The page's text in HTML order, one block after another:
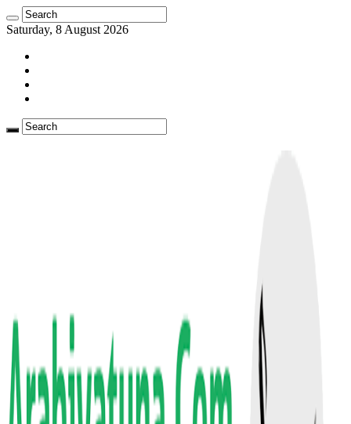
Saturday, 8 August 2026